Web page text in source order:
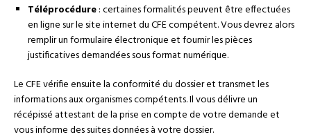
Téléprocédure: certaines formalités peuvent être effectuées
en ligne sur le site internet du CFE compétent. Vous devrez alors
remplir un formulaire électronique et fournir les pièces
justificatives demandées sous format numérique.
Le CFE vérifie ensuite la conformité du dossier et transmet les
informations aux organismes compétents. Il vous délivre un
récépissé attestant de la prise en compte de votre demande et
vous informe des suites données à votre dossier.